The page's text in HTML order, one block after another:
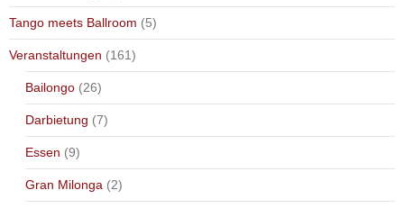
Tango meets Ballroom (5)
Veranstaltungen (161)
Bailongo (26)
Darbietung (7)
Essen (9)
Gran Milonga (2)